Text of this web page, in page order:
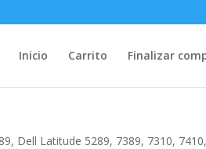
Inicio Carrito Finalizar
Dell Latitude 5289, 7389, 7310,